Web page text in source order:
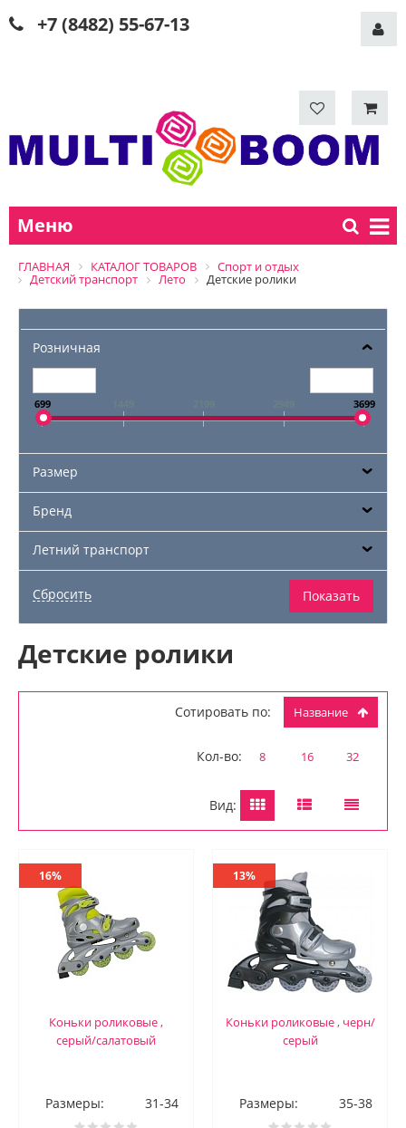
+7 (8482) 55-67-13
Меню
ГЛАВНАЯ КАТАЛОГ ТОВАРОВ
Спорт и отдых
Детский транспорт
Лето Детские ролики
Розничная
699 3699
Размер
Бренд
Летний транспорт
Детские ролики
Сотировать по: Название
Кол-во: 8 16 32
Вид:
16%
Коньки роликовые ,
серый/салатовый
Размеры: 31-34
13%
Коньки роликовые , черн/
серый
Размеры: 35-38